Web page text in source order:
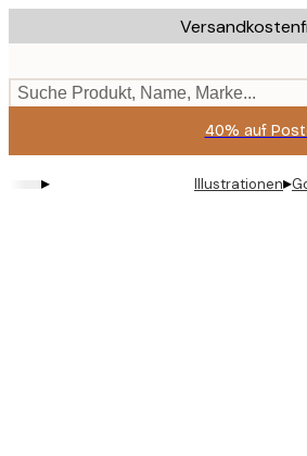
to
content.
Suche Produkt, Name, Marke...
40% auf
▸ Illustrationen▸